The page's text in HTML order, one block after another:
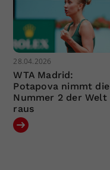
28.04.2026
WTA Madrid:
Potapova nimmt die
Nummer 2 der Welt
raus